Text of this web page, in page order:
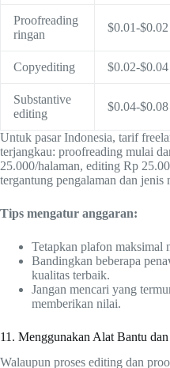
Proofreading
ringan
$0.01-$0.02
Copyediting $0.02-$0.04
Substantive
editing
$0.04-$0.08
Untuk pasar Indonesia, tarif
terjangkau: proofreading mulai
25.000/halaman, editing Rp
tergantung pengalaman dan jenis
Tips mengatur anggaran:
Tetapkan plafon maksimal
Bandingkan beberapa
kualitas terbaik.
Jangan mencari yang
memberikan nilai.
11. Menggunakan Alat Bantu
Walaupun proses editing dan